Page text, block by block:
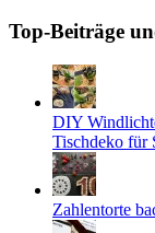
Top-Beiträge
DIY
Tischdeko für
Zahlentorte